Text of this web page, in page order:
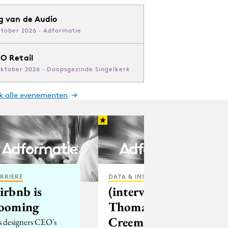
van de Audio
2026 · Adformatie
Retail
2026 · Doopsgezinde Singelkerk
alle evenementen
is
designers CEO's
DATA & INSIGHTS
(interview)
Thomas
Creemers van